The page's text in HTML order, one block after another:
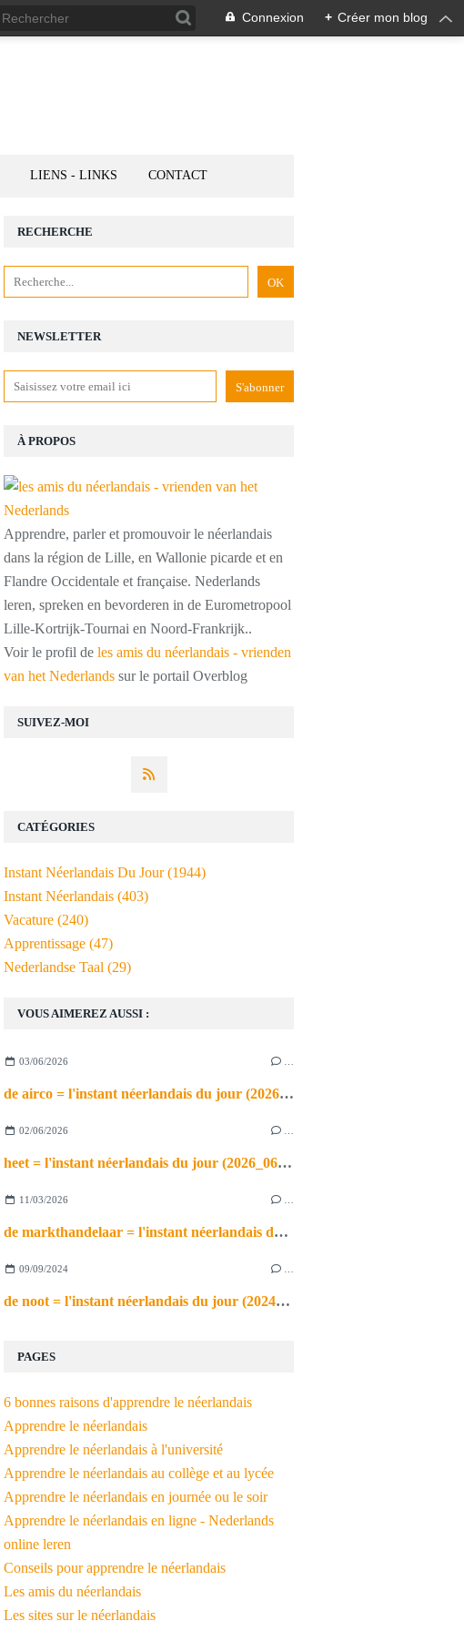
Connexion + Créer mon blog
LIENS - LINKS CONTACT
NEWSLETTER
SUIVEZ-MOI
RECHERCHE
À PROPOS
Apprendre, parler et promouvoir le néerlandais
dans la région de Lille, en Wallonie picarde et en
Flandre Occidentale et française. Nederlands
leren, spreken en bevorderen in de Eurometropool
Lille-Kortrijk-Tournai en Noord-Frankrijk..
Voir le profil de les amis du néerlandais - vrienden
van het Nederlands sur le portail Overblog
VOUS AIMEREZ AUSSI :
03/06/2026
de airco = l'instant néerlandais du jour (2026_06_03)
02/06/2026
heet = l'instant néerlandais du jour (2026_06_02)
11/03/2026
de markthandelaar = l'instant néerlandais du jour (2026_03_11)
09/09/2024
de noot = l'instant néerlandais du jour (2024_09_09)
PAGES
6 bonnes raisons d'apprendre le néerlandais
Apprendre le néerlandais
Apprendre le néerlandais à l'université
Apprendre le néerlandais au collège et au lycée
Apprendre le néerlandais en journée ou le soir
Apprendre le néerlandais en ligne - Nederlands
online leren
Conseils pour apprendre le néerlandais
Les amis du néerlandais
Les sites sur le néerlandais
CATÉGORIES
Instant Néerlandais Du Jour(1944)
Instant Néerlandais (403)
Vacature (240)
Apprentissage (47)
Nederlandse Taal (29)